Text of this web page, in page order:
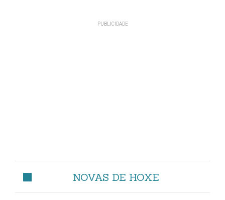
NOVAS DE HOXE